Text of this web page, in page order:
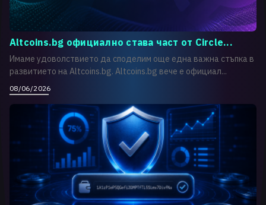
Altcoins.bg официално става част от Circle...
Имаме удоволствието да споделим още една важна стъпка в
развитието на Altcoins.bg. Altcoins.bg вече е официал...
08/06/2026